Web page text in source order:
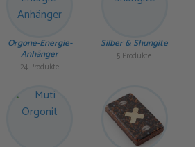
Orgone-Energie-
Anhänger
24 Produkte
Silber & Shungite
5 Produkte